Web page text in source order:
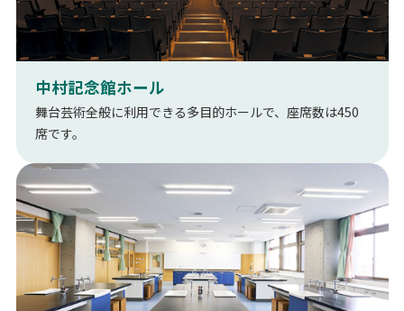
中村記念館ホール
舞台芸術全般に利用できる多目的ホールで、座席数は450
席です。